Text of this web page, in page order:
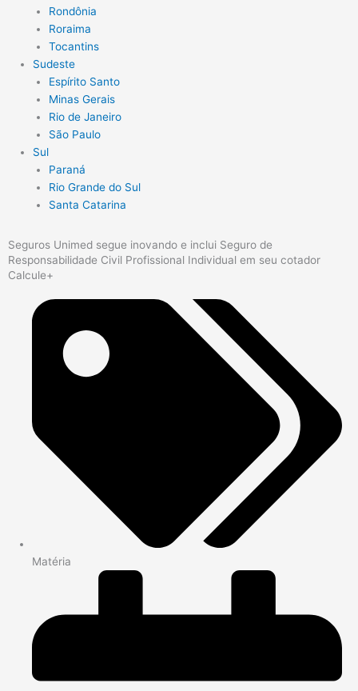
Rondônia
Roraima
Tocantins
Sudeste
Espírito Santo
Minas Gerais
Rio de Janeiro
São Paulo
Sul
Paraná
Rio Grande do Sul
Santa Catarina
Seguros Unimed segue inovando e inclui Seguro de
Responsabilidade Civil Profissional Individual em seu cotador
Calcule+
Matéria